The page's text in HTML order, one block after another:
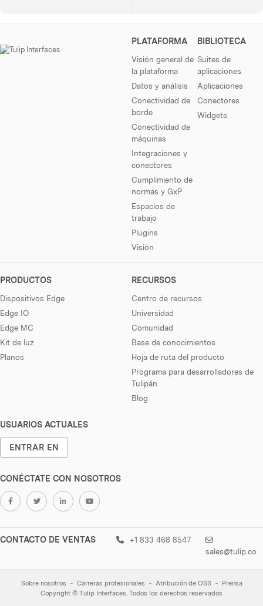
PLATAFORMA
Visión general de
la plataforma
Datos y análisis
Conectividad de
borde
Conectividad de
máquinas
Integraciones y
conectores
Cumplimiento de
normas y GxP
Espacios de
trabajo
Plugins
Visión
BIBLIOTECA
Suites de
aplicaciones
Aplicaciones
Conectores
Widgets
PRODUCTOS
Dispositivos Edge
Edge IO
Edge MC
Kit de luz
Planos
RECURSOS
Centro de recursos
Universidad
Comunidad
Base de conocimientos
Hoja de ruta del producto
Programa para desarrolladores de
Tulipán
Blog
USUARIOS ACTUALES
ENTRAR EN
CONÉCTATE CON NOSOTROS
CONTACTO DE VENTAS
+1 833 468 8547
sales@tulip.co
Sobre nosotros Carreras profesionales Atribución de OSS
Prensa
Copyright © Tulip Interfaces. Todos los derechos reservados